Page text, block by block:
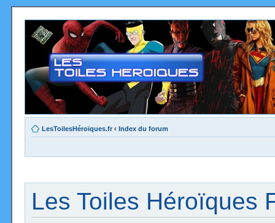
LesToilesHéroïques.fr ‹ Index du forum
Les Toiles Héroïques